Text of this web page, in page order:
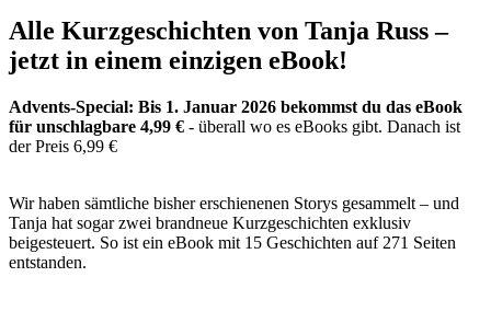
Alle Kurzgeschichten von Tanja Russ –
jetzt in einem einzigen eBook!
Advents-Special: Bis 1. Januar 2026 bekommst du das eBook
für unschlagbare 4,99 € - überall wo es eBooks gibt. Danach ist
der Preis 6,99 €
Wir haben sämtliche bisher erschienenen Storys gesammelt – und
Tanja hat sogar zwei brandneue Kurzgeschichten exklusiv
beigesteuert. So ist ein eBook mit 15 Geschichten auf 271 Seiten
entstanden.